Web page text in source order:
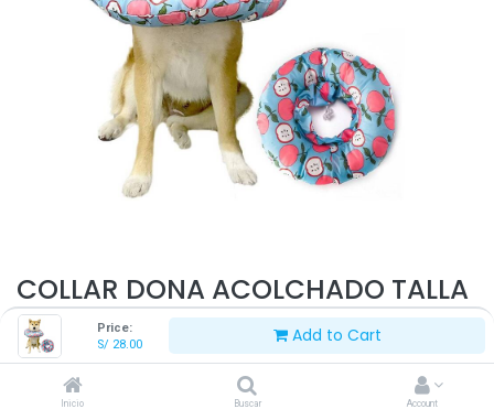
Price:
S/ 28.00 Add to Cart
Inicio Buscar Account
COLLAR DONA ACOLCHADO TALLA
M
28.00